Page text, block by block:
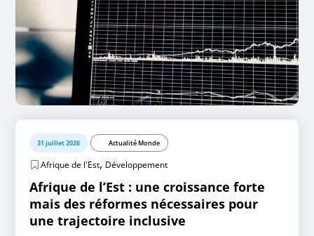
31 juillet 2026 Actualité Monde
Afrique de l'Est, Développement
Afrique de l’Est : une croissance forte
mais des réformes nécessaires pour
une trajectoire inclusive